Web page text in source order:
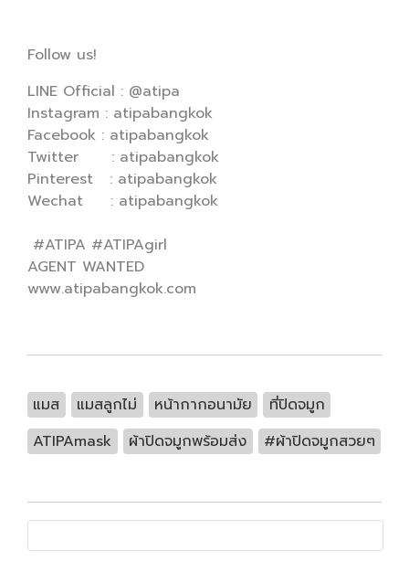
Follow us!
LINE Official : @atipa
Instagram : atipabangkok
Facebook : atipabangkok
Twitter : atipabangkok
Pinterest : atipabangkok
Wechat : atipabangkok
#ATIPA #ATIPAgirl
AGENT WANTED
www.atipabangkok.com
แมส แมสลูกไม่ หน้ากากอนามัย
ที่ปิดจมูก
ATIPAmask
ผ้าปิดจมูกพร้อมส่ง #ผ้าปิดจมูกสวยๆ